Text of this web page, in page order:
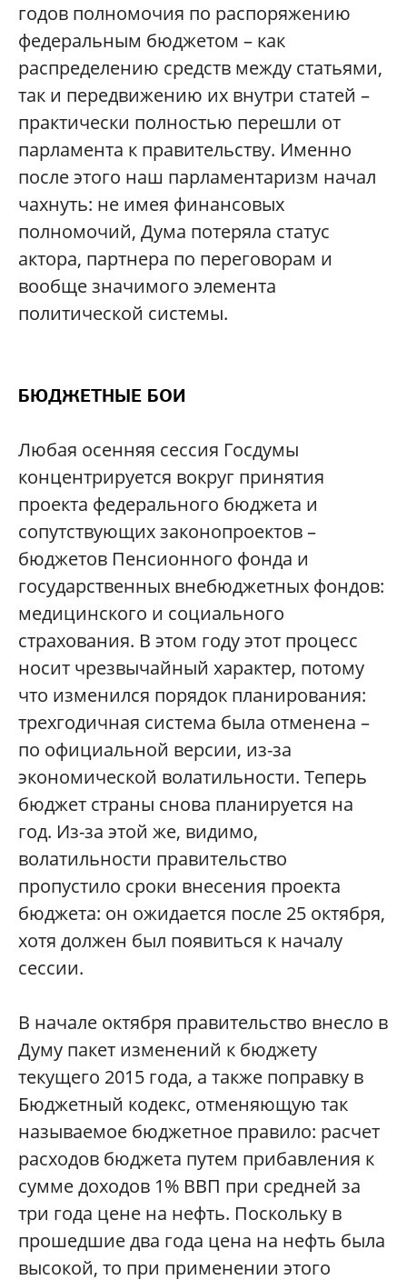
годов полномочия по распоряжению
федеральным бюджетом – как
распределению средств между статьями,
так и передвижению их внутри статей –
практически полностью перешли от
парламента к правительству. Именно
после этого наш парламентаризм начал
чахнуть: не имея финансовых
полномочий, Дума потеряла статус
актора, партнера по переговорам и
вообще значимого элемента
политической системы.
БЮДЖЕТНЫЕ БОИ
Любая осенняя сессия Госдумы
концентрируется вокруг принятия
проекта федерального бюджета и
сопутствующих законопроектов –
бюджетов Пенсионного фонда и
государственных внебюджетных фондов:
медицинского и социального
страхования. В этом году этот процесс
носит чрезвычайный характер, потому
что изменился порядок планирования:
трехгодичная система была отменена –
по официальной версии, из-за
экономической волатильности. Теперь
бюджет страны снова планируется на
год. Из-за этой же, видимо,
волатильности правительство
пропустило сроки внесения проекта
бюджета: он ожидается после 25 октября,
хотя должен был появиться к началу
сессии.
В начале октября правительство внесло в
Думу пакет изменений к бюджету
текущего 2015 года, а также поправку в
Бюджетный кодекс, отменяющую так
называемое бюджетное правило: расчет
расходов бюджета путем прибавления к
сумме доходов 1% ВВП при средней за
три года цене на нефть. Поскольку в
прошедшие два года цена на нефть была
высокой, то при применении этого